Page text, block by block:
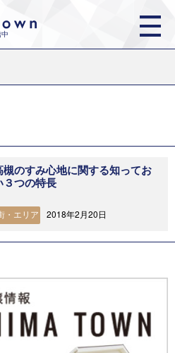
槻のすみ心地に関する知ってお
３つの特長
・エリア 2018年2月20日